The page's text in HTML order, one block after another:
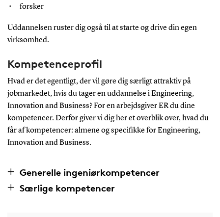
forsker
Uddannelsen ruster dig også til at starte og drive din egen
virksomhed.
Kompetenceprofil
Hvad er det egentligt, der vil gøre dig særligt attraktiv på
jobmarkedet, hvis du tager en uddannelse i Engineering,
Innovation and Business? For en arbejdsgiver ER du dine
kompetencer. Derfor giver vi dig her et overblik over, hvad du
får af kompetencer: almene og specifikke for Engineering,
Innovation and Business.
Generelle ingeniørkompetencer
Særlige kompetencer